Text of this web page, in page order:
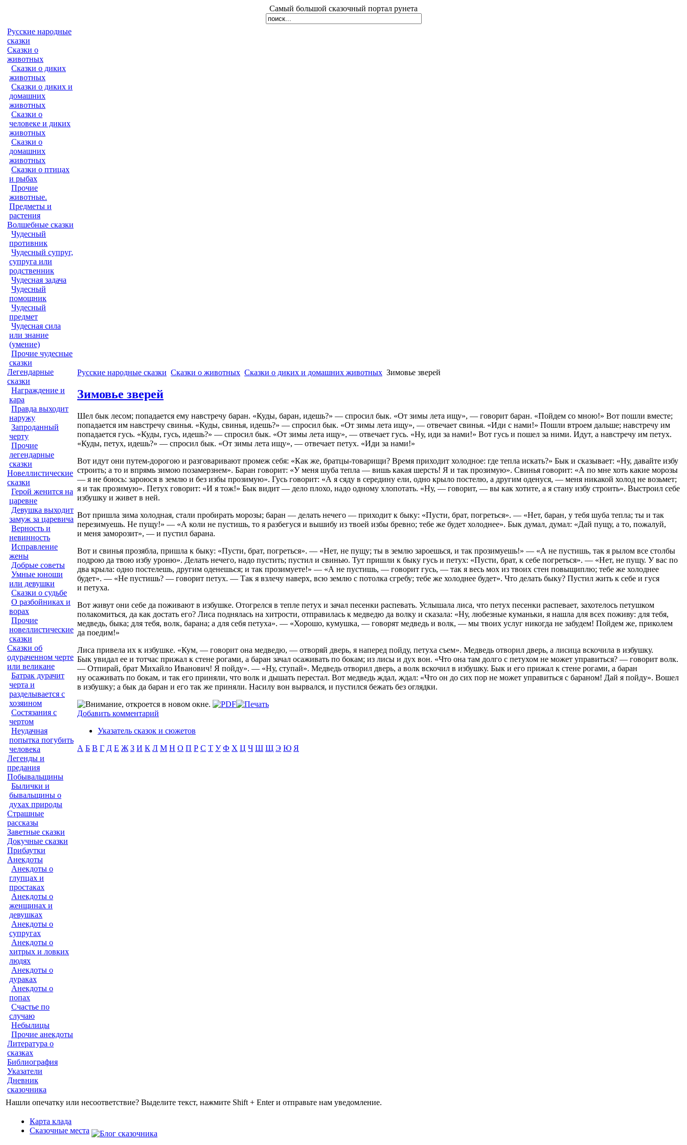
Самый большой сказочный портал рунета
Русские народные
сказки
Сказки о
животных
Сказки о диких
животных
Сказки о диких и
домашних
животных
Сказки о
человеке и диких
животных
Сказки о
домашних
животных
Сказки о птицах
и рыбах
Прочие
животные.
Предметы и
растения
Волшебные сказки
Чудесный
противник
Чудесный супруг,
супруга или
родственник
Чудесная задача
Чудесный
помощник
Чудесный
предмет
Чудесная сила
или знание
(умение)
Прочие чудесные
сказки
Легендарные
сказки
Награждение и
кара
Правда выходит
наружу
Запроданный
черту
Прочие
легендарные
сказки
Новеллистические
сказки
Герой женится на
царевне
Девушка выходит
замуж за царевича
Верность и
невинность
Исправление
жены
Добрые советы
Умные юноши
или девушки
Сказки о судьбе
О разбойниках и
ворах
Прочие
новеллистические
сказки
Сказки об
одураченном черте
или великане
Батрак дурачит
черта и
разделывается с
хозяином
Состязания с
чертом
Неудачная
попытка погубить
человека
Легенды и
предания
Побывальщины
Былички и
бывальщины о
духах природы
Страшные
рассказы
Заветные сказки
Докучные сказки
Прибаутки
Анекдоты
Анекдоты о
глупцах и
простаках
Анекдоты о
женщинах и
девушках
Анекдоты о
супругах
Анекдоты о
хитрых и ловких
людях
Анекдоты о
дураках
Анекдоты о
попах
Счастье по
случаю
Небылицы
Прочие анекдоты
Литература о
сказках
Библиография
Указатели
Дневник
сказочника
Русские народные сказки Сказки о животных Сказки о диких и домашних животных Зимовье зверей
Зимовье зверей
Шел бык лесом; попадается ему навстречу баран. «Куды, баран, идешь?» — спросил бык. «От зимы лета ищу», — говорит баран. «Пойдем со мною!» Вот пошли вместе;
попадается им навстречу свинья. «Куды, свинья, идешь?» — спросил бык. «От зимы лета ищу», — отвечает свинья. «Иди с нами!» Пошли втроем дальше; навстречу им
попадается гусь. «Куды, гусь, идешь?» — спросил бык. «От зимы лета ищу», — отвечает гусь. «Ну, иди за нами!» Вот гусь и пошел за ними. Идут, а навстречу им петух.
«Куды, петух, идешь?» — спросил бык. «От зимы лета ищу», — отвечает петух. «Иди за нами!»
Вот идут они путем-дорогою и разговаривают промеж себя: «Как же, братцы-товарищи? Время приходит холодное: где тепла искать?» Бык и сказывает: «Ну, давайте избу
строить; а то и впрямь зимою позамерзнем». Баран говорит: «У меня шуба тепла — вишь какая шерсть! Я и так прозимую». Свинья говорит: «А по мне хоть какие морозы
— я не боюсь: зароюся в землю и без избы прозимую». Гусь говорит: «А я сяду в середину ели, одно крыло постелю, а другим оденуся, — меня никакой холод не возьмет;
я и так прозимую». Петух говорит: «И я тож!» Бык видит — дело плохо, надо одному хлопотать. «Ну, — говорит, — вы как хотите, а я стану избу строить». Выстроил себе
избушку и живет в ней.
Вот пришла зима холодная, стали пробирать морозы; баран — делать нечего — приходит к быку: «Пусти, брат, погреться». — «Нет, баран, у тебя шуба тепла; ты и так
перезимуешь. Не пущу!» — «А коли не пустишь, то я разбегуся и вышибу из твоей избы бревно; тебе же будет холоднее». Бык думал, думал: «Дай пущу, а то, пожалуй,
и меня заморозит», — и пустил барана.
Вот и свинья прозябла, пришла к быку: «Пусти, брат, погреться». — «Нет, не пущу; ты в землю зароешься, и так прозимуешь!» — «А не пустишь, так я рылом все столбы
подрою да твою избу уроню». Делать нечего, надо пустить; пустил и свинью. Тут пришли к быку гусь и петух: «Пусти, брат, к себе погреться». — «Нет, не пущу. У вас по
два крыла: одно постелешь, другим оденешься; и так прозимуете!» — «А не пустишь, — говорит гусь, — так я весь мох из твоих стен повыщиплю; тебе же холоднее
будет». — «Не пустишь? — говорит петух. — Так я взлечу наверх, всю землю с потолка сгребу; тебе же холоднее будет». Что делать быку? Пустил жить к себе и гуся
и петуха.
Вот живут они себе да поживают в избушке. Отогрелся в тепле петух и зачал песенки распевать. Услышала лиса, что петух песенки распевает, захотелось петушком
полакомиться, да как достать его? Лиса поднялась на хитрости, отправилась к медведю да волку и сказала: «Ну, любезные куманьки, я нашла для всех поживу: для тебя,
медведь, быка; для тебя, волк, барана; а для себя петуха». — «Хорошо, кумушка, — говорят медведь и волк, — мы твоих услуг никогда не забудем! Пойдем же, приколем
да поедим!»
Лиса привела их к избушке. «Кум, — говорит она медведю, — отворяй дверь, я наперед пойду, петуха съем». Медведь отворил дверь, а лисица вскочила в избушку.
Бык увидал ее и тотчас прижал к стене рогами, а баран зачал осаживать по бокам; из лисы и дух вон. «Что она там долго с петухом не может управиться? — говорит волк.
— Отпирай, брат Михайло Иванович! Я пойду». — «Ну, ступай». Медведь отворил дверь, а волк вскочил в избушку. Бык и его прижал к стене рогами, а баран
ну осаживать по бокам, и так его приняли, что волк и дышать перестал. Вот медведь ждал, ждал: «Что он до сих пор не может управиться с бараном! Дай я пойду». Вошел
в избушку; а бык да баран и его так же приняли. Насилу вон вырвался, и пустился бежать без оглядки.
Добавить комментарий
Указатель сказок и сюжетов
А Б В Г Д Е Ж З И К Л М Н О П Р С Т У Ф Х Ц Ч Ш Щ Э Ю Я
Нашли опечатку или несоответствие? Выделите текст, нажмите Shift + Enter и отправьте нам уведомление.
Карта клада
Сказочные места